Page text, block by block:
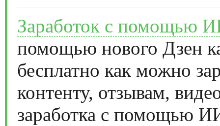
Заработок с помощью
помощью нового Дзен
бесплатно как можно
контенту, отзывам,
заработка с помощью